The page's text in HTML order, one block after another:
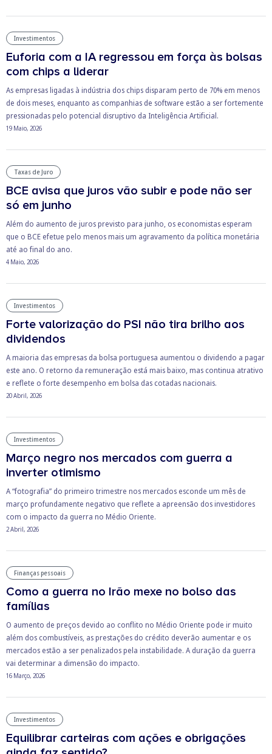
Investimentos
Euforia com a IA regressou em força às bolsas
com chips a liderar
As empresas ligadas à indústria dos chips disparam perto de 70% em menos
de dois meses, enquanto as companhias de software estão a ser fortemente
pressionadas pelo potencial disruptivo da Inteligência Artificial.
19 Maio, 2026
Taxas de Juro
BCE avisa que juros vão subir e pode não ser
só em junho
Além do aumento de juros previsto para junho, os economistas esperam
que o BCE efetue pelo menos mais um agravamento da política monetária
até ao final do ano.
4 Maio, 2026
Investimentos
Forte valorização do PSI não tira brilho aos
dividendos
A maioria das empresas da bolsa portuguesa aumentou o dividendo a pagar
este ano. O retorno da remuneração está mais baixo, mas continua atrativo
e reflete o forte desempenho em bolsa das cotadas nacionais.
20 Abril, 2026
Investimentos
Março negro nos mercados com guerra a
inverter otimismo
A “fotografia” do primeiro trimestre nos mercados esconde um mês de
março profundamente negativo que reflete a apreensão dos investidores
com o impacto da guerra no Médio Oriente.
2 Abril, 2026
Finanças pessoais
Como a guerra no Irão mexe no bolso das
famílias
O aumento de preços devido ao conflito no Médio Oriente pode ir muito
além dos combustíveis, as prestações do crédito deverão aumentar e os
mercados estão a ser penalizados pela instabilidade. A duração da guerra
vai determinar a dimensão do impacto.
16 Março, 2026
Investimentos
Equilibrar carteiras com ações e obrigações